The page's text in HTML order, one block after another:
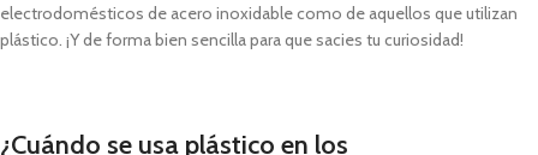
electrodomésticos de acero inoxidable como de aquellos que utilizan
plástico. ¡Y de forma bien sencilla para que sacies tu curiosidad!
¿Cuándo se usa plástico en los